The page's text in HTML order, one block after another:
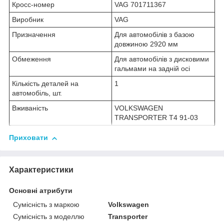
Кросс-номер
VAG 701711367
Виробник
VAG
Призначення
Для автомобілів з базою
довжиною 2920 мм
Обмеження
Для автомобілів з дисковими
гальмами на задній осі
Кількість деталей на
автомобіль, шт.
1
Вживаність
VOLKSWAGEN
TRANSPORTER T4 91-03
Приховати
Характеристики
Основні атрибути
Сумісність з маркою
Volkswagen
Сумісність з моделлю
Transporter